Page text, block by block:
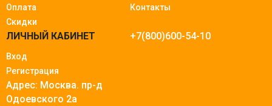
Оплата
Скидки
Контакты
ЛИЧНЫЙ КАБИНЕТ
Вход
Регистрация
+7(800)600-54-10
Адрес: Москва. пр-д
Одоевского 2а